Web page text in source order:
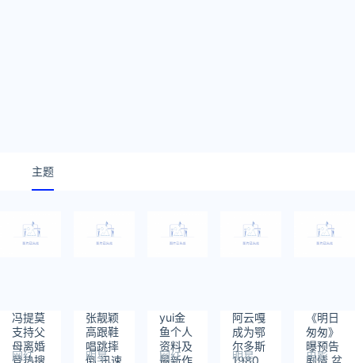
主题
冯提莫
支持父
母离婚
登热搜
网红
张靓颖
高跟鞋
唱跳摔
倒 迅速
明星
yui金
鱼个人
资料及
最新作
网红
阿云嘎
成为鄂
尔多斯
1980
明星
《明日
匆匆》
曝预告
剧情 盆
电影